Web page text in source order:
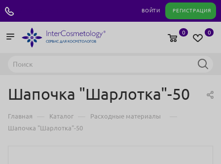
ВОЙТИ РЕГИСТРАЦИЯ
0
0
Шапочка "Шарлотка"-50
Главная — Каталог — Расходные материалы —
Шапочка "Шарлотка"-50